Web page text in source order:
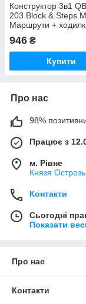
Конструктор 3в1
203 Block & Steps
Маршрути +
деталей
946 ₴
Купити
Про нас
98%
Працює з
м. Рівне
Князя
Контакти
Сьогодні
Показати
Про нас
Контакти